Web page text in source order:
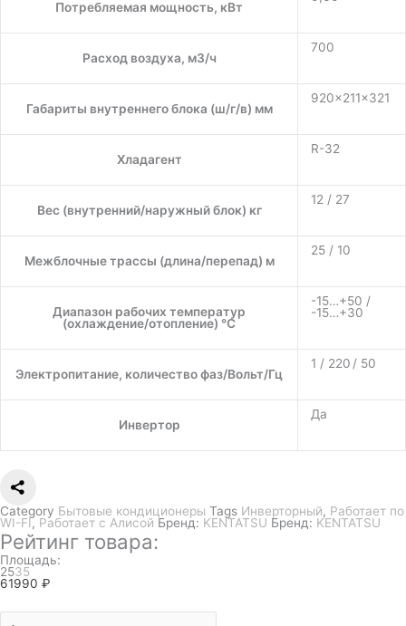
Потребляемая мощность, кВт
Расход воздуха, м3/ч
700
Габариты внутреннего блока (ш/г/в) мм
920×211×321
Хладагент
R-32
Вес (внутренний/наружный блок) кг
12 / 27
Межблочные трассы (длина/перепад) м
25 / 10
Диапазон рабочих температур
(охлаждение/отопление) °C
-15…+50 /
-15…+30
Электропитание, количество фаз/Вольт/Гц
1 / 220 / 50
Инвертор
Да
Category Бытовые кондиционеры Tags Инверторный, Работает по
WI-FI, Работает с Алисой Бренд: KENTATSU Бренд: KENTATSU
Рейтинг товара:
Площадь:
2535
61990 ₽